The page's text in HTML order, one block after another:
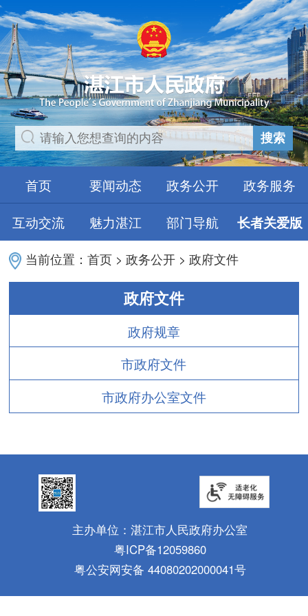
搜索
首页 要闻动态 政务公开
政务服务
互动交流
魅力湛江 部门导航 长者关爱版
当前位置：首页 >政务公开 >政府文件
政府文件
政府规章
市政府文件
市政府办公室文件
主办单位：湛江市人民政府办公室
粤ICP备12059860
粤公安网安备 44080202000041号